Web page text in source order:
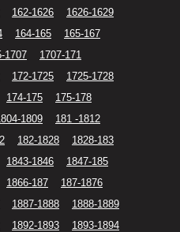
162-1626
1626-1629
164-165
165-167
1707
1707-171
172-1725
1725-1728
174-175
175-178
1809
181 -1812
182-1828
1828-183
1843-1846
1847-185
1866-187
187-1876
1887-1888
1888-1889
1892-1893
1893-1894